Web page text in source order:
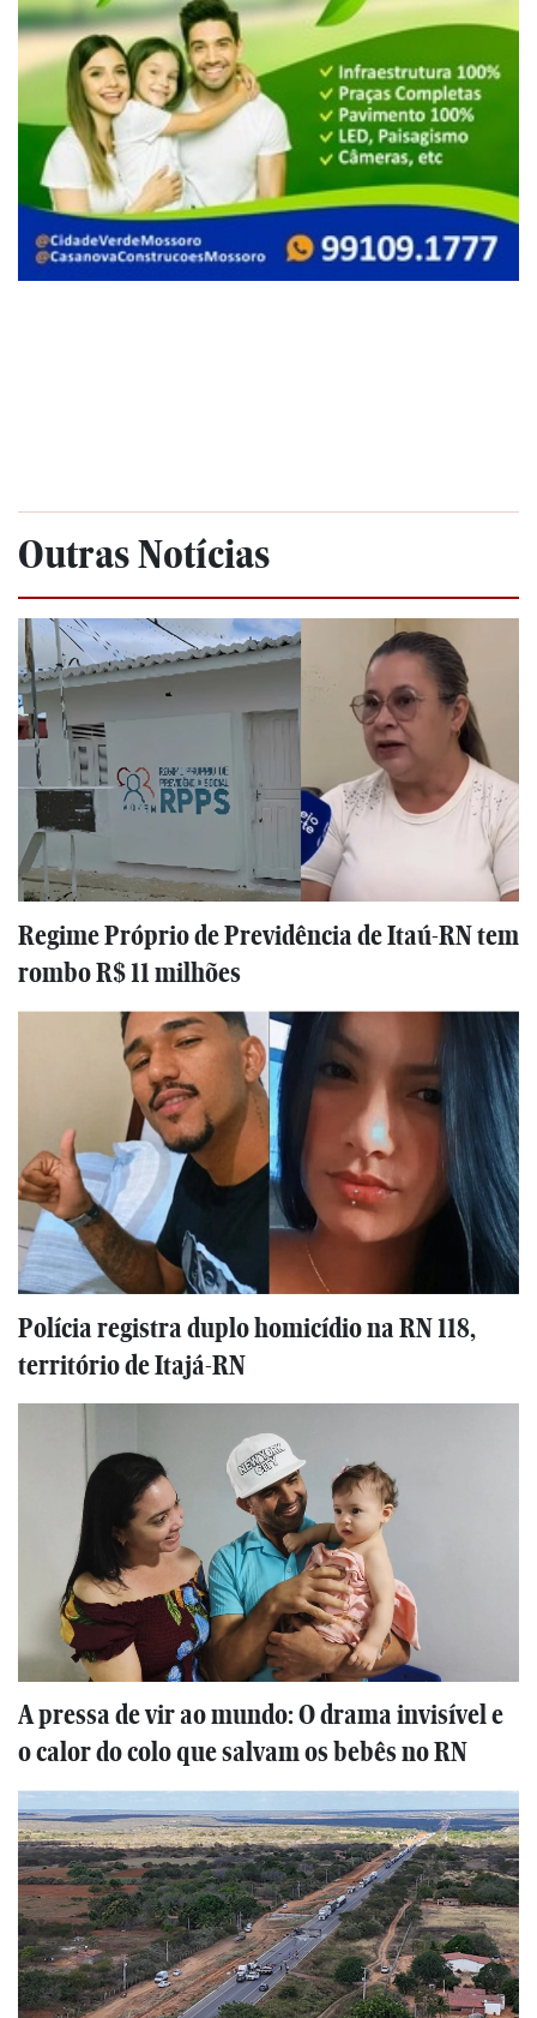
Outras Notícias
Regime Próprio de Previdência de Itaú-RN tem
rombo R$ 11 milhões
Polícia registra duplo homicídio na RN 118,
território de Itajá-RN
A pressa de vir ao mundo: O drama invisível e
o calor do colo que salvam os bebês no RN